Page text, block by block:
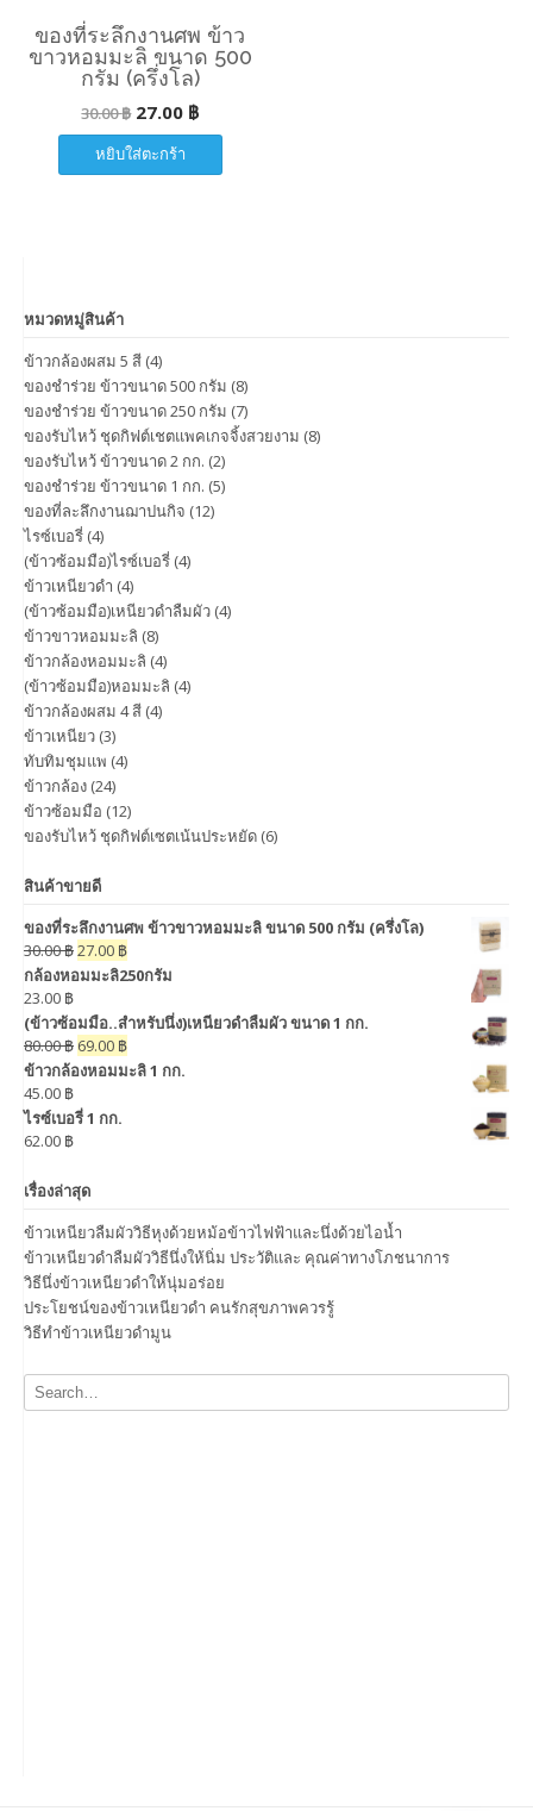
ของที่ระลึกงานศพ ข้าว
ขาวหอมมะลิ ขนาด 500
กรัม (ครึ่งโล)
30.00฿ 27.00 ฿
หยิบใส่ตะกร้า
หมวดหมู่สินค้า
ข้าวกล้องผสม 5 สี (4)
ของชำร่วย ข้าวขนาด 500 กรัม (8)
ของชำร่วย ข้าวขนาด 250 กรัม (7)
ของรับไหว้ ชุดกิฟต์เชตแพคเกจจิ้งสวยงาม (8)
ของรับไหว้ ข้าวขนาด 2 กก. (2)
ของชำร่วย ข้าวขนาด 1 กก. (5)
ของที่ละลึกงานฌาปนกิจ (12)
ไรซ์เบอรี่ (4)
(ข้าวซ้อมมือ)ไรซ์เบอรี่ (4)
ข้าวเหนียวดำ (4)
(ข้าวซ้อมมือ)เหนียวดำลืมผัว (4)
ข้าวขาวหอมมะลิ (8)
ข้าวกล้องหอมมะลิ (4)
(ข้าวซ้อมมือ)หอมมะลิ (4)
ข้าวกล้องผสม 4 สี (4)
ข้าวเหนียว (3)
ทับทิมชุมแพ (4)
ข้าวกล้อง (24)
ข้าวซ้อมมือ (12)
ของรับไหว้ ชุดกิฟต์เซตเน้นประหยัด (6)
สินค้าขายดี
ของที่ระลึกงานศพ ข้าวขาวหอมมะลิ ขนาด 500 กรัม (ครึ่งโล)
30.00฿27.00 ฿
กล้องหอมมะลิ250กรัม
23.00 ฿
(ข้าวซ้อมมือ..สำหรับนึ่ง)เหนียวดำลืมผัว ขนาด 1 กก.
80.00฿ 69.00 ฿
ข้าวกล้องหอมมะลิ 1 กก.
45.00 ฿
ไรซ์เบอรี่ 1 กก.
62.00 ฿
เรื่องล่าสุด
ข้าวเหนียวลืมผัววิธีหุงด้วยหม้อข้าวไฟฟ้าและนึ่งด้วยไอน้ำ
ข้าวเหนียวดำลืมผัววิธีนึ่งให้นิ่ม ประวัติและ คุณค่าทางโภชนาการ
วิธีนึ่งข้าวเหนียวดำให้นุ่มอร่อย
ประโยชน์ของข้าวเหนียวดำ คนรักสุขภาพควรรู้
วิธีทำข้าวเหนียวดำมูน